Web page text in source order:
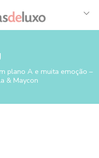
plano A e muita emoção –
& Maycon